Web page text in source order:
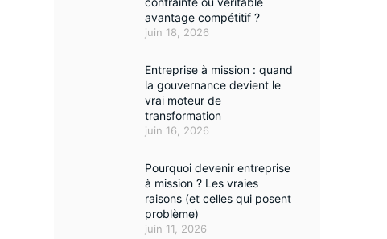
avantage compétitif ?
juin 18, 2026
Entreprise à mission : quand
la gouvernance devient le
vrai moteur de
transformation
juin 16, 2026
Pourquoi devenir entreprise
à mission ? Les vraies
raisons (et celles qui posent
problème)
juin 11, 2026